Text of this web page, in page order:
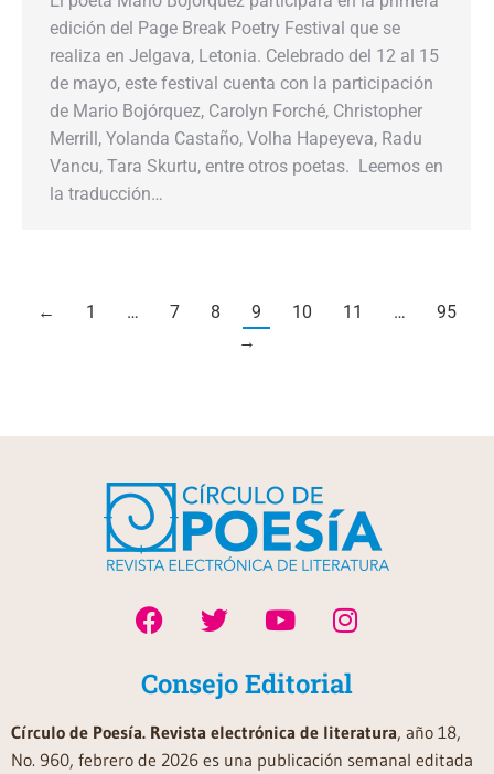
edición del Page Break Poetry Festival que se
realiza en Jelgava, Letonia. Celebrado del 12 al 15
de mayo, este festival cuenta con la participación
de Mario Bojórquez, Carolyn Forché, Christopher
Merrill, Yolanda Castaño, Volha Hapeyeva, Radu
Vancu, Tara Skurtu, entre otros poetas. Leemos en
la traducción…
← 1 … 7 8 9 10 11 …
95
→
Consejo Editorial
Círculo de Poesía. Revista electrónica de literatura, año 18,
No. 960, febrero de 2026 es una publicación semanal editada